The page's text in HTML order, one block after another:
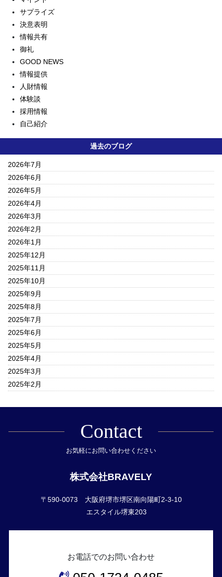
サプライズ
決意表明
情報共有
御礼
GOOD NEWS
情報提供
人財情報
体験談
採用情報
自己紹介
過去のブログ
2026年7月
2026年6月
2026年5月
2026年4月
2026年3月
2026年2月
2026年1月
2025年12月
2025年11月
2025年10月
2025年9月
2025年8月
2025年7月
2025年6月
2025年5月
2025年4月
2025年3月
2025年2月
Contact
お気軽にお問い合わせください
株式会社BRAVELY
〒590-0073 大阪府堺市堺区南向陽町2-3-10
エスタイル堺東203
お電話でのお問い合わせ